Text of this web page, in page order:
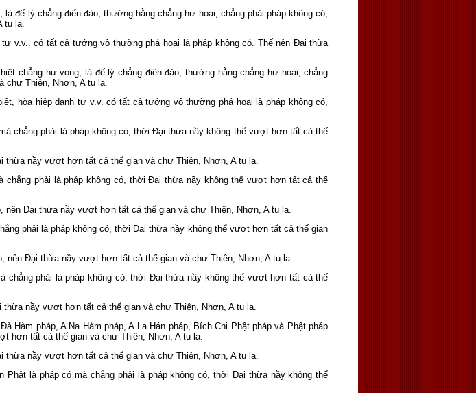
đế lý chẳng điển đảo, thường hằng chẳng hư hoại, chẳng phải pháp không có,
tu la.
v.v.. có tất cả tướng vô thường phá hoại là pháp không có. Thế nên Ðại thừa
chẳng hư vọng, là đế lý chẳng điên đảo, thường hằng chẳng hư hoại, chẳng
chư Thiên, Nhơn, A tu la.
hòa hiệp danh tự v.v. có tất cả tướng vô thường phá hoại là pháp không có,
chẳng phải là pháp không có, thời Ðại thừa nầy không thể vượt hơn tất cả thế
thừa nầy vượt hơn tất cả thế gian và chư Thiên, Nhơn, A tu la.
chẳng phải là pháp không có, thời Ðại thừa nầy không thể vượt hơn tất cả thế
nên Ðại thừa nầy vượt hơn tất cả thế gian và chư Thiên, Nhơn, A tu la.
phải là pháp không có, thời Ðại thừa nầy không thể vượt hơn tất cả thế gian
nên Ðại thừa nầy vượt hơn tất cả thế gian và chư Thiên, Nhơn, A tu la.
chẳng phải là pháp không có, thời Ðại thừa nầy không thể vượt hơn tất cả thế
nầy vượt hơn tất cả thế gian và chư Thiên, Nhơn, A tu la.
Hàm pháp, A Na Hàm pháp, A La Hán pháp, Bích Chi Phật pháp và Phật pháp
hơn tất cả thế gian và chư Thiên, Nhơn, A tu la.
thừa nầy vượt hơn tất cả thế gian và chư Thiên, Nhơn, A tu la.
là pháp có mà chẳng phải là pháp không có, thời Ðại thừa nầy không thể